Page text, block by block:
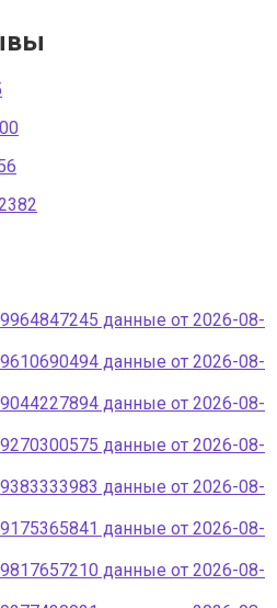
данные от 2026-08-
данные от 2026-08-
данные от 2026-08-
данные от 2026-08-
данные от 2026-08-
данные от 2026-08-
данные от 2026-08-